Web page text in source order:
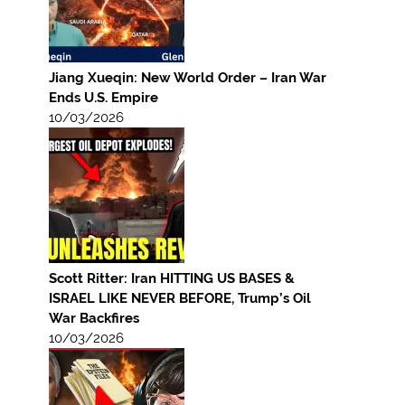
Jiang Xueqin: New World Order – Iran War
Ends U.S. Empire
10/03/2026
Scott Ritter: Iran HITTING US BASES &
ISRAEL LIKE NEVER BEFORE, Trump’s Oil
War Backfires
10/03/2026